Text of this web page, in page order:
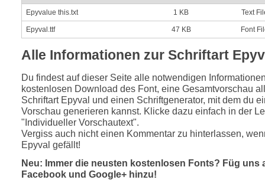
Epyvalue this.txt 1 KB Text
Epyval.ttf 47 KB Font
Alle Informationen zur Schriftart
Du findest auf dieser Seite alle notwendigen
kostenlosen Download des Font, eine Gesamtvorschau
Schriftart Epyval und einen Schriftgenerator, mit dem du
Vorschau generieren kannst. Klicke dazu einfach in der
"Individueller Vorschautext".
Vergiss auch nicht einen Kommentar zu hinterlassen,
Epyval gefällt!
Neu: Immer die neusten kostenlosen Fonts? Füg uns
Facebook und Google+ hinzu!